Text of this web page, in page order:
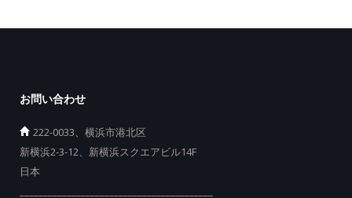
お問い合わせ
222-0033、横浜市港北区
新横浜2-3-12、新横浜スクエアビル14F
日本